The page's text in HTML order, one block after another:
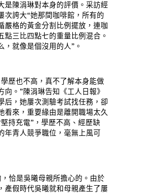
是陳涓琳對本身的評價。采訪經
次誇大“她那間咖啡館，所有的
嚴格的黃金分割比例擺放，連咖
點三比四點七的重量比例混合。
，就像是個沒用的人”。
歷也不高，真不了解本身能做
向。”陳涓琳告知《工人日報》
后，她屢次測驗考試找任務，卻
看來，重要緣由是離開職場太久
持充電”，學歷不高、經歷缺
年青人競爭職位，毫無上風可
恰是吳曦母親所擔心的。由於
產假時代吳曦就和母親產生了屢